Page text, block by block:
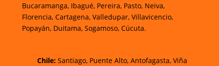
Bucaramanga,Ibagué,Pereira,Pasto, Neiva,
Florencia, Cartagena, Valledupar, Villavicencio,
Popayán, Duitama, Sogamoso, Cúcuta.
Chile:Santiago, Puente Alto, Antofagasta, Viña